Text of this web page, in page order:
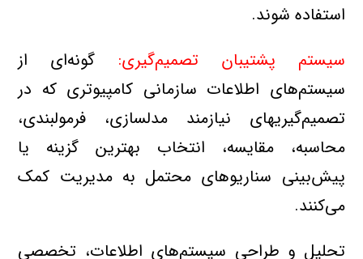
استفاده شوند.
سيستم پشتيبان تصميم‌گيري: گونه‌اي از
سيستم‌هاي اطلاعات سازماني كامپيوتري كه در
تصميم‌گيريهاي نيازمند مدلسازي، فرمولبندي،
محاسبه، مقايسه، انتخاب بهترين گزينه يا
پيش‌بيني سناريوهاي محتمل به مديريت كمك
مي‌كنند.
تحليل و طراحي سيستم‌هاي اطلاعات، تخصصي